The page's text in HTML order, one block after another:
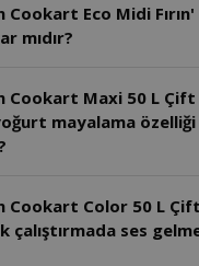
Eco Midi Fırın' da
mıdır?
Cookart Maxi 50 L Çift
mayalama özelliği
Cookart Color 50 L Çift
çalıştırmada ses